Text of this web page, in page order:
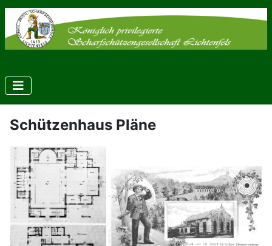
Schützenhaus Pläne